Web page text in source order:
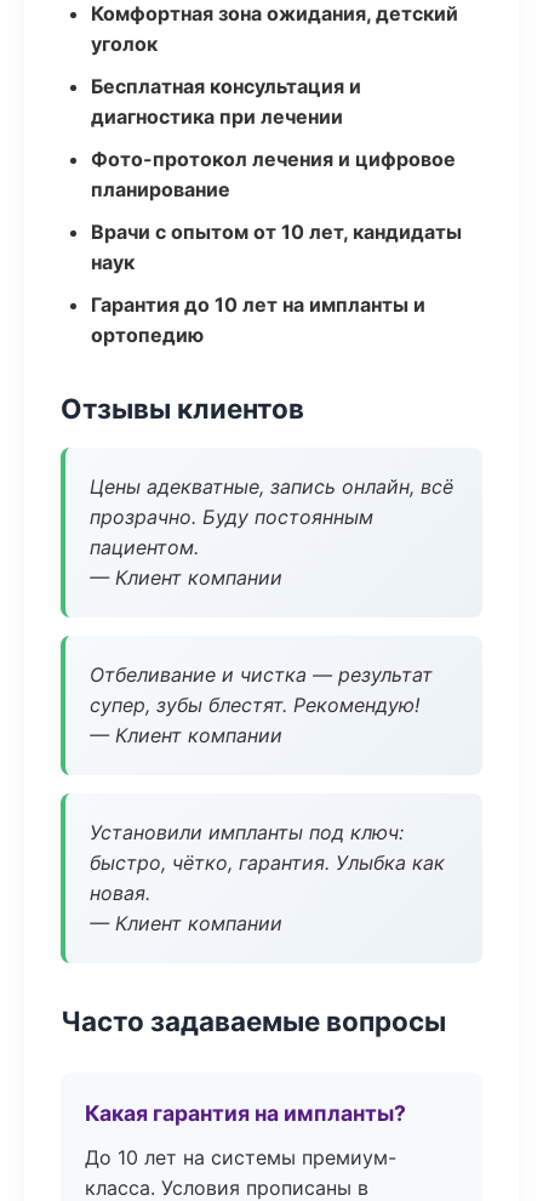
Комфортная зона ожидания, детский
уголок
Бесплатная консультация и
диагностика при лечении
Фото-протокол лечения и цифровое
планирование
Врачи с опытом от 10 лет, кандидаты
наук
Гарантия до 10 лет на импланты и
ортопедию
Отзывы клиентов
Цены адекватные, запись онлайн, всё
прозрачно. Буду постоянным
пациентом.
— Клиент компании
Отбеливание и чистка — результат
супер, зубы блестят. Рекомендую!
— Клиент компании
Установили импланты под ключ:
быстро, чётко, гарантия. Улыбка как
новая.
— Клиент компании
Часто задаваемые вопросы
Какая гарантия на импланты?
До 10 лет на системы премиум-
класса. Условия прописаны в